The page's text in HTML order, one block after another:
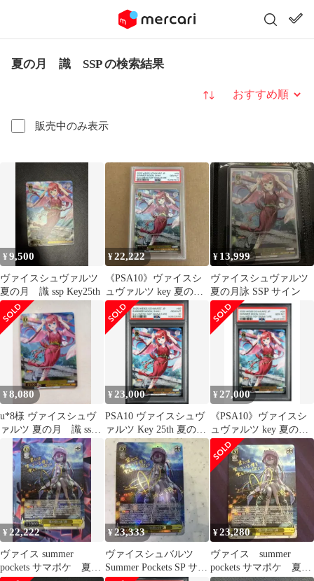
夏の月 識 SSP の検索結果
販売中のみ表示
並び替え
¥9,500
ヴァイスシュヴァルツ
夏の月 識 ssp Key25th
¥22,222
《PSA10》ヴァイスシ
ュヴァルツ key 夏の月
識 SSP サインカード
¥ 13,999
ヴァイスシュヴァルツ
夏の月詠 SSP サイン
¥8,080
u*8様 ヴァイスシュヴ
ァルツ 夏の月 識 ssp
Key25th
¥ 23,000
PSA10 ヴァイスシュヴ
ァルツ Key 25th 夏の月
識 SSP
¥ 27,000
《PSA10》ヴァイスシ
ュヴァルツ key 夏の月
識 SSP サインカード
¥22,222
ヴァイス summer
pockets サマポケ 夏の
¥23,333
ヴァイスシュバルツ
Summer Pockets SP サイ
¥23,280
ヴァイス summer
pockets サマポケ 夏の